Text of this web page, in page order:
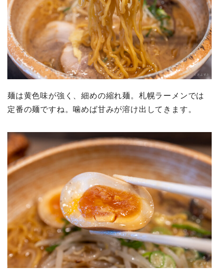
麺は黄色味が強く、細めの縮れ麺。札幌ラーメンでは
定番の麺ですね。噛めば甘みが溶け出してきます。